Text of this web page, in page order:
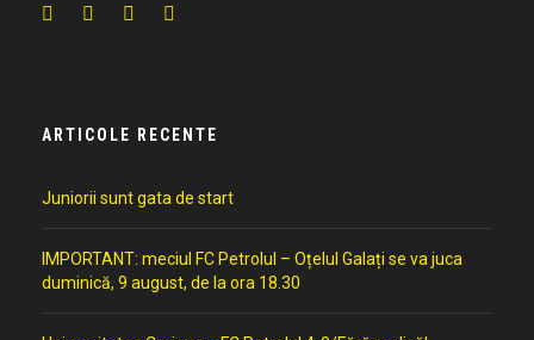
ARTICOLE RECENTE
Juniorii sunt gata de start
IMPORTANT: meciul FC Petrolul – Oțelul Galați se va juca
duminică, 9 august, de la ora 18.30